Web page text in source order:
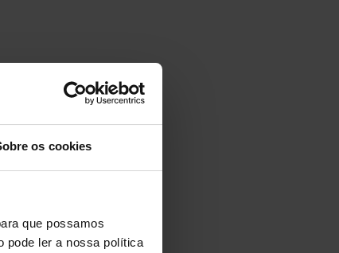
os cookies
que possamos
pode ler a nossa política